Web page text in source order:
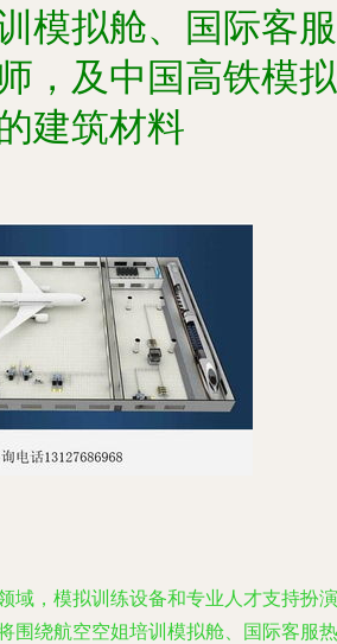
模拟舱、国际客服
，及中国高铁模拟
建筑材料
域，模拟训练设备和专业人才支持扮演
围绕航空空姐培训模拟舱、国际客服热